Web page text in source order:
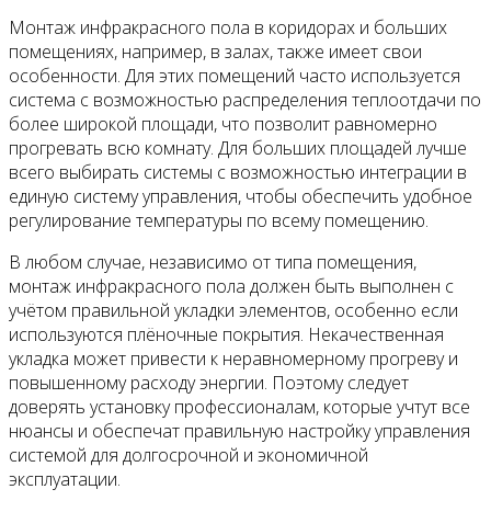
Монтаж инфракрасного пола в коридорах и больших
помещениях, например, в залах, также имеет свои
особенности. Для этих помещений часто используется
система с возможностью распределения теплоотдачи по
более широкой площади, что позволит равномерно
прогревать всю комнату. Для больших площадей лучше
всего выбирать системы с возможностью интеграции в
единую систему управления, чтобы обеспечить удобное
регулирование температуры по всему помещению.
В любом случае, независимо от типа помещения,
монтаж инфракрасного пола должен быть выполнен с
учётом правильной укладки элементов, особенно если
используются плёночные покрытия. Некачественная
укладка может привести к неравномерному прогреву и
повышенному расходу энергии. Поэтому следует
доверять установку профессионалам, которые учтут все
нюансы и обеспечат правильную настройку управления
системой для долгосрочной и экономичной
эксплуатации.